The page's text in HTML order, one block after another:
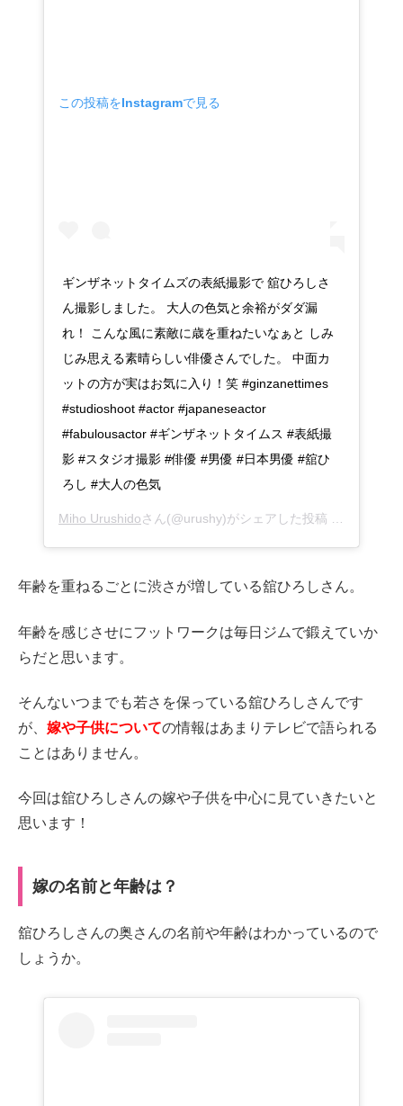
この投稿をInstagramで見る
ギンザネットタイムズの表紙撮影で 舘ひろしさ
ん撮影しました。 大人の色気と余裕がダダ漏
れ！ こんな風に素敵に歳を重ねたいなぁと しみ
じみ思える素晴らしい俳優さんでした。 中面カ
ットの方が実はお気に入り！笑 #ginzanettimes
#studioshoot #actor #japaneseactor
#fabulousactor #ギンザネットタイムス #表紙撮
影 #スタジオ撮影 #俳優 #男優 #日本男優 #舘ひ
ろし #大人の色気
Miho Urushidoさん(@urushy)がシェアした投稿 –
年齢を重ねるごとに渋さが増している舘ひろしさん。
年齢を感じさせにフットワークは毎日ジムで鍛えていか
らだと思います。
そんないつまでも若さを保っている舘ひろしさんです
が、 嫁や子供についての情報はあまりテレビで語られる
ことはありません。
今回は舘ひろしさんの嫁や子供を中心に見ていきたいと
思います！
嫁の名前と年齢は？
舘ひろしさんの奥さんの名前や年齢はわかっているので
しょうか。